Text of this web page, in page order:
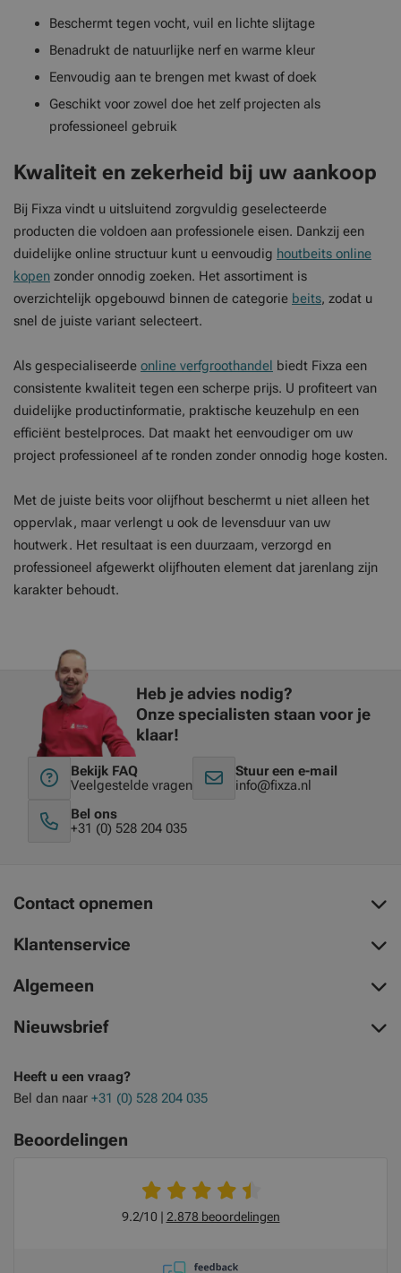
Beschermt tegen vocht, vuil en lichte slijtage
Benadrukt de natuurlijke nerf en warme kleur
Eenvoudig aan te brengen met kwast of doek
Geschikt voor zowel doe het zelf projecten als
professioneel gebruik
Kwaliteit en zekerheid bij uw aankoop
Bij Fixza vindt u uitsluitend zorgvuldig geselecteerde
producten die voldoen aan professionele eisen. Dankzij een
duidelijke online structuur kunt u eenvoudig houtbeits online
kopen zonder onnodig zoeken. Het assortiment is
overzichtelijk opgebouwd binnen de categorie beits, zodat u
snel de juiste variant selecteert.
Als gespecialiseerde online verfgroothandel biedt Fixza een
consistente kwaliteit tegen een scherpe prijs. U profiteert van
duidelijke productinformatie, praktische keuzehulp en een
efficiënt bestelproces. Dat maakt het eenvoudiger om uw
project professioneel af te ronden zonder onnodig hoge kosten.
Met de juiste beits voor olijfhout beschermt u niet alleen het
oppervlak, maar verlengt u ook de levensduur van uw
houtwerk. Het resultaat is een duurzaam, verzorgd en
professioneel afgewerkt olijfhouten element dat jarenlang zijn
karakter behoudt.
Heb je advies nodig?
Onze specialisten staan voor je
klaar!
Bekijk FAQ
Veelgestelde vragen
Stuur een e-mail
info@fixza.nl
Bel ons
+31 (0) 528 204 035
Contact opnemen
Klantenservice
Algemeen
Nieuwsbrief
Heeft u een vraag?
Bel dan naar +31 (0) 528 204 035
Beoordelingen
9.2/10 2.878 beoordelingen